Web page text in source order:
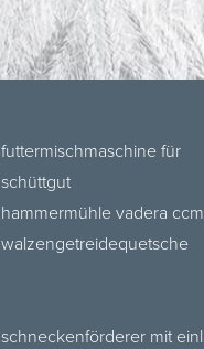
futtermischmaschine für
schüttgut
hammermühle vadera
walzengetreidequetsche
schneckenförderer mit